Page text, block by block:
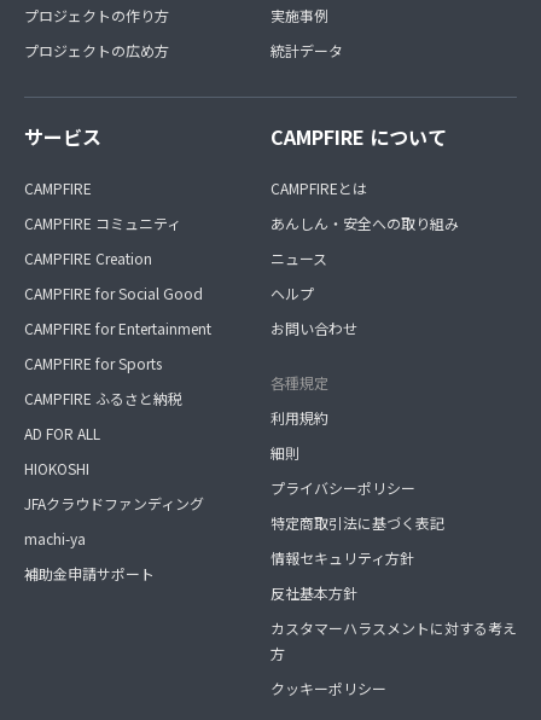
プロジェクトの作り方
プロジェクトの広め方
実施事例
統計データ
サービス
CAMPFIRE
CAMPFIRE コミュニティ
CAMPFIRE Creation
CAMPFIRE for Social Good
CAMPFIRE for Entertainment
CAMPFIRE for Sports
CAMPFIRE ふるさと納税
AD FOR ALL
HIOKOSHI
JFAクラウドファンディング
machi-ya
補助金申請サポート
CAMPFIRE について
CAMPFIREとは
あんしん・安全への取り組み
ニュース
ヘルプ
お問い合わせ
各種規定
利用規約
細則
プライバシーポリシー
特定商取引法に基づく表記
情報セキュリティ方針
反社基本方針
カスタマーハラスメントに対する考え
方
クッキーポリシー